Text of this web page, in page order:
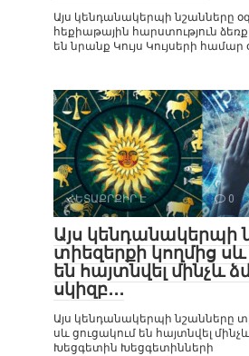
Այս կենդանակերպի նշանները
հեքիաթային հարստություն ձեռք
են նրանք Կույս Կույսերի
ՀԵՏԱՔՐՔԻՐ Է 0
Այս կենդանակերպի
տիեզերքի կողմից սև
են հայտնվել մինչև
սկիզբ․․․
Այս կենդանակերպի նշանները
սև ցուցակում են հայտնվել
Խեցգետին Խեցգետինների